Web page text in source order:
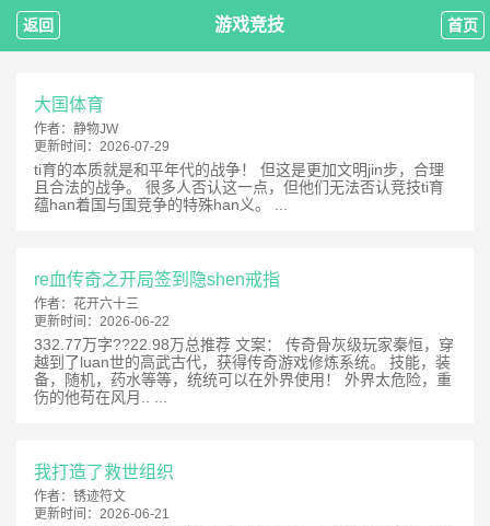
返回 游戏竞技 首页
大国体育
作者： 静物JW
更新时间： 2026-07-29
ti育的本质就是和平年代的战争！ 但这是更加文明jin步，合理
且合法的战争。 很多人否认这一点，但他们无法否认竞技ti育
蕴han着国与国竞争的特殊han义。 ...
re血传奇之开局签到隐shen戒指
作者： 花开六十三
更新时间： 2026-06-22
332.77万字??22.98万总推荐 文案： 传奇骨灰级玩家秦恒，穿
越到了luan世的高武古代，获得传奇游戏修炼系统。 技能，装
备，随机，药水等等，统统可以在外界使用！ 外界太危险，重
伤的他苟在风月.. ...
我打造了救世组织
作者： 锈迹符文
更新时间： 2026-06-21